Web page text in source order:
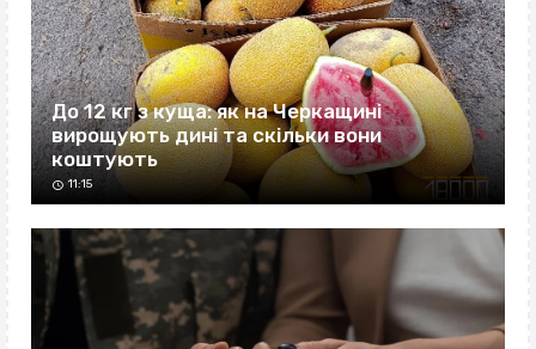
До 12 кг з куща: як на Черкащині
вирощують дині та скільки вони
коштують
11:15